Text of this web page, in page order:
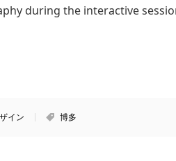
during the interactive
イン 博多